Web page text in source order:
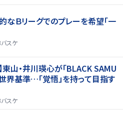
なＢリーグでのプレーを希望「一
バスケ
東山・井川瑛心が「BLACK SAMU
界基準…「覚悟」を持って目指す
バスケ